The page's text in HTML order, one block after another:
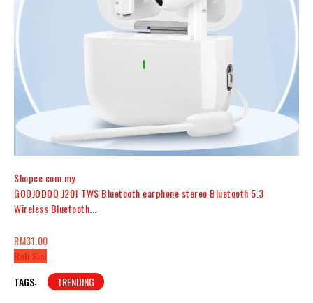
Shopee.com.my
GOOJODOQ J201 TWS Bluetooth earphone stereo Bluetooth 5.3
Wireless Bluetooth...
RM31.00
Beli Sini
TAGS:
TRENDING